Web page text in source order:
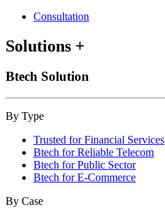
Consultation
Solutions +
Btech Solution
By Type
Trusted for Financial Services
Btech for Reliable Telecom
Btech for Public Sector
Btech for E-Commerce
By Case